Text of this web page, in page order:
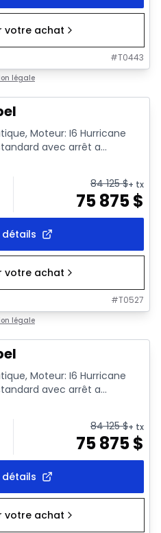
votre achat
#T0443
légale
Moteur: I6 Hurricane
avec arrêt a...
84 125$+ tx
75 875$
détails
votre achat
#T0527
légale
Moteur: I6 Hurricane
avec arrêt a...
84 125$+ tx
75 875$
détails
votre achat